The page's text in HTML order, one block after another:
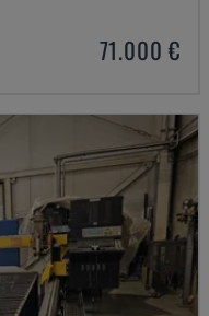
71.000 €